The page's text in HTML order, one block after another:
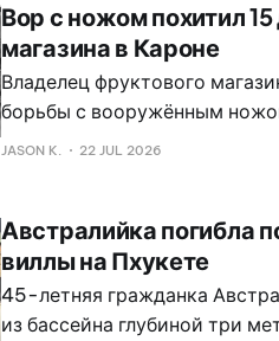
Вор с ножом похитил
магазина в Кароне
Владелец фруктового
борьбы с вооружённым
похитив 15 премиальных
JASON K. 22 JUL 2026
Австралийка погибла
виллы на Пхукете
45-летняя гражданка
из бассейна глубиной три